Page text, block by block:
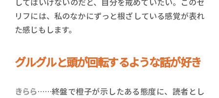
リフには、私のなかにずっと根ざしている感覚が表れ
た感じもします。
グルグルと頭が回転するような話が好き
きらら……終盤で橙子が示したある態度に、読者とし